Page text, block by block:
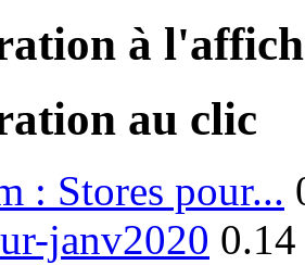
à
au clic
: Stores pour...
janv2020